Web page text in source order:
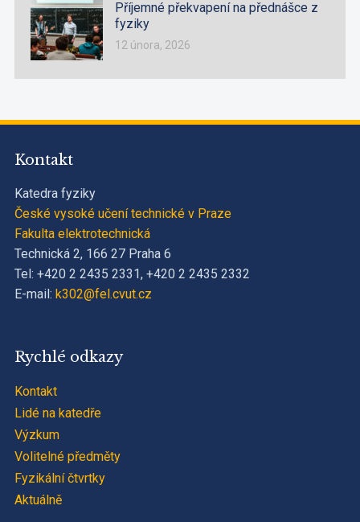
Příjemné překvapení na přednášce z
fyziky
12 února, 2026
Kontakt
Katedra fyziky
České vysoké učení technické v Praze
Fakulta elektrotechnická
Technická 2, 166 27 Praha 6
Tel: +420 2 2435 2331, +420 2 2435 2332
E-mail: k302@fel.cvut.cz
Rychlé odkazy
Kontakt
Lidé na katedře
Výzkum
Volitelné předměty
Fyzikální čtvrtky
Aktuálně